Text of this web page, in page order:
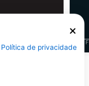
J F
Política de privacidade